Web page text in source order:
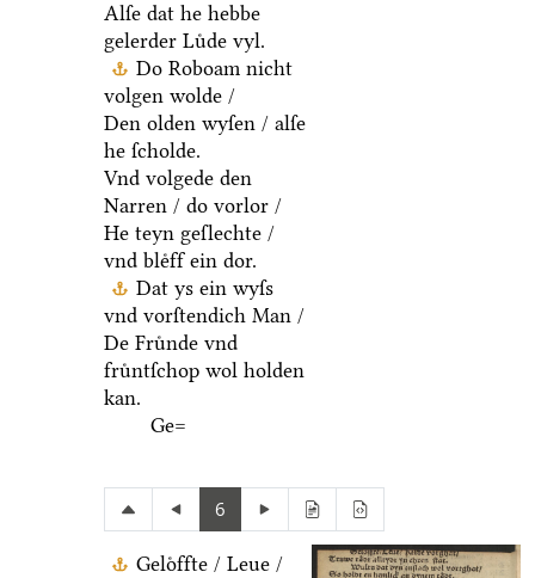
Alſe dat he hebbe
gelerder Luͤde vyl.
Do Roboam nicht
volgen wolde /
Den olden wyſen / alſe
he ſcholde.
Vnd volgede den
Narren / do vorlor /
He teyn geſlechte /
vnd bleͤff ein dor.
Dat ys ein wyſs
vnd vorſtendich Man /
De Fruͤnde vnd
fruͤntſchop wol holden
kan.
Ge=
6
Geloͤffte / Leue /